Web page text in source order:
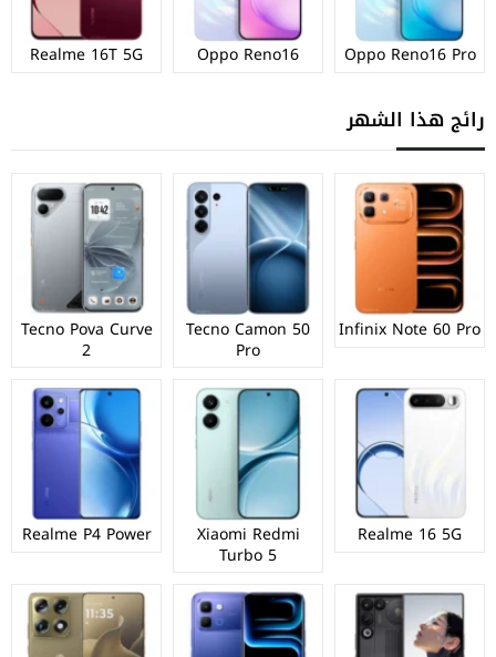
Oppo Reno16 Pro
Oppo Reno16
Realme 16T 5G
رائج هذا الشهر
Infinix Note 60 Pro
Tecno Camon 50
Pro
Tecno Pova Curve
2
Realme 16 5G
Xiaomi Redmi
Turbo 5
Realme P4 Power